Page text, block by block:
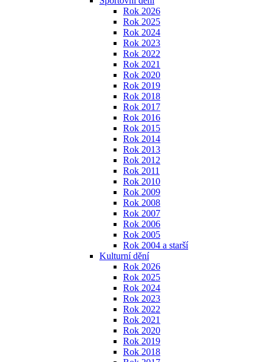
Rok 2026
Rok 2025
Rok 2024
Rok 2023
Rok 2022
Rok 2021
Rok 2020
Rok 2019
Rok 2018
Rok 2017
Rok 2016
Rok 2015
Rok 2014
Rok 2013
Rok 2012
Rok 2011
Rok 2010
Rok 2009
Rok 2008
Rok 2007
Rok 2006
Rok 2005
Rok 2004 a starší
Kulturní dění
Rok 2026
Rok 2025
Rok 2024
Rok 2023
Rok 2022
Rok 2021
Rok 2020
Rok 2019
Rok 2018